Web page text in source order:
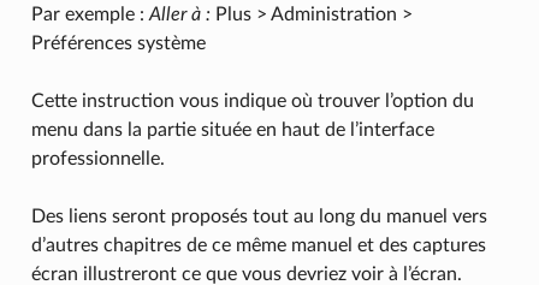
Par exemple : Aller à :Plus > Administration >
Préférences système
Cette instruction vous indique où trouver l’option du
menu dans la partie située en haut de l’interface
professionnelle.
Des liens seront proposés tout au long du manuel vers
d’autres chapitres de ce même manuel et des captures
écran illustreront ce que vous devriez voir à l’écran.